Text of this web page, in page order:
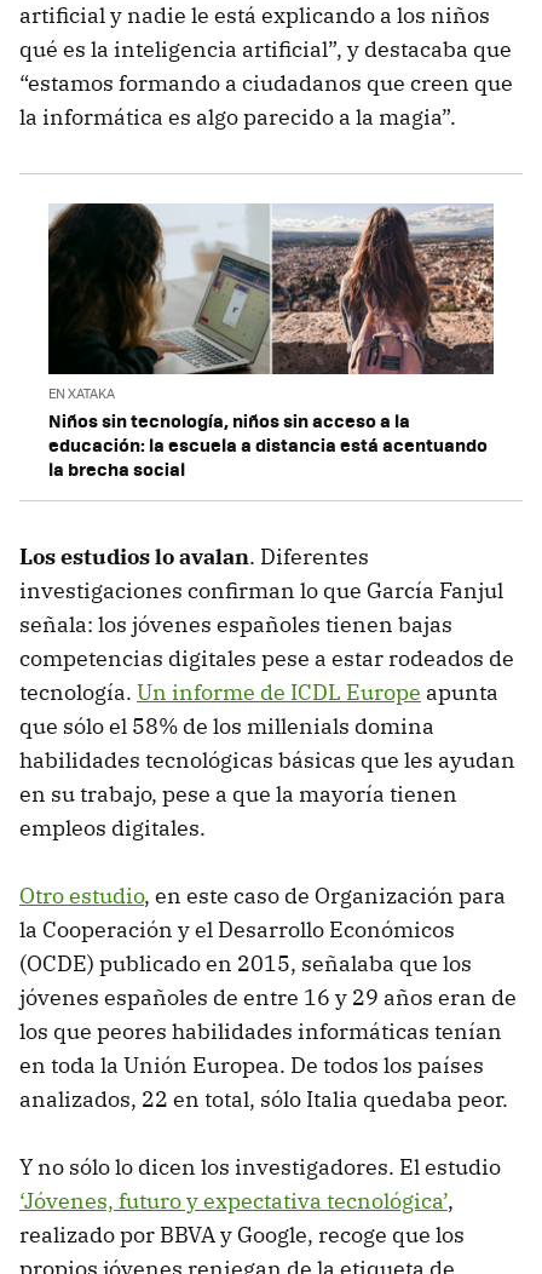
artificial y nadie le está explicando a los niños
qué es la inteligencia artificial”, y destacaba que
“estamos formando a ciudadanos que creen que
la informática es algo parecido a la magia”.
EN XATAKA
Niños sin tecnología, niños sin acceso a la
educación: la escuela a distancia está acentuando
la brecha social
Los estudios lo avalan. Diferentes
investigaciones confirman lo que García Fanjul
señala: los jóvenes españoles tienen bajas
competencias digitales pese a estar rodeados de
tecnología. Un informe de ICDL Europe apunta
que sólo el 58% de los millenials domina
habilidades tecnológicas básicas que les ayudan
en su trabajo, pese a que la mayoría tienen
empleos digitales.
Otro estudio, en este caso de Organización para
la Cooperación y el Desarrollo Económicos
(OCDE) publicado en 2015, señalaba que los
jóvenes españoles de entre 16 y 29 años eran de
los que peores habilidades informáticas tenían
en toda la Unión Europea. De todos los países
analizados, 22 en total, sólo Italia quedaba peor.
Y no sólo lo dicen los investigadores. El estudio
‘Jóvenes, futuro y expectativa tecnológica’,
realizado por BBVA y Google, recoge que los